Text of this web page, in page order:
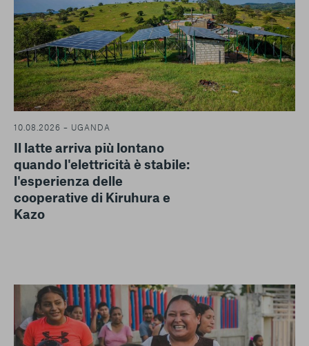
10.08.2026 – UGANDA
Il latte arriva più lontano
quando l'elettricità è stabile:
l'esperienza delle
cooperative di Kiruhura e
Kazo